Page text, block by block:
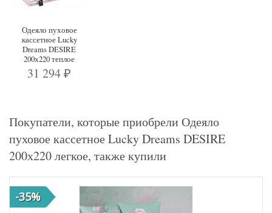
Одеяло пуховое
кассетное Lucky
Dreams DESIRE
200х220 теплое
31 294₽
Покупатели, которые приобрели Одеяло
пуховое кассетное Lucky Dreams DESIRE
200х220 легкое, также купили
-35%